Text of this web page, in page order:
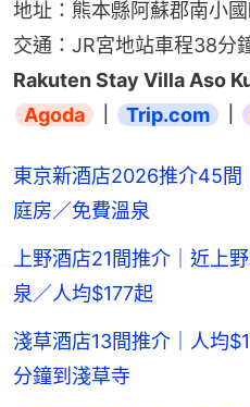
地址：熊本縣阿蘇郡南小
交通：JR宮地站車程38分
Agoda
Trip.com
東京新酒店2026推介45間
庭房／免費溫泉
上野酒店21間推介｜近上
泉／人均$177起
淺草酒店13間推介｜人均
分鐘到淺草寺